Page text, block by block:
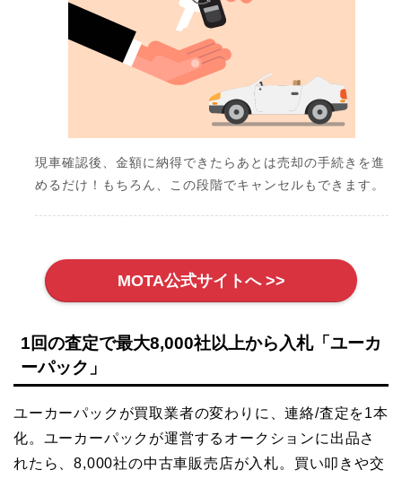
現車確認後、金額に納得できたらあとは売却の手続きを進
めるだけ！もちろん、この段階でキャンセルもできます。
MOTA公式サイトへ >>
1回の査定で最大8,000社以上から入札「ユーカ
ーパック」
ユーカーパックが買取業者の変わりに、連絡/査定を1本
化。ユーカーパックが運営するオークションに出品さ
れたら、8,000社の中古車販売店が入札。買い叩きや交